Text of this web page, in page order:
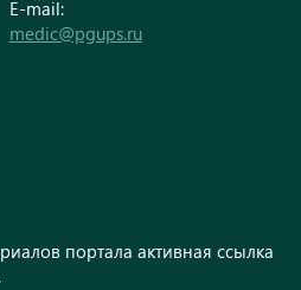
E-mail:
medic@pgups.ru
портала активная ссылка